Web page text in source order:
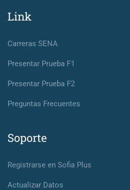
Link
Carreras SENA
Presentar Prueba F1
Presentar Prueba F2
Preguntas Frecuentes
Soporte
Registrarse en Sofia Plus
Actualizar Datos